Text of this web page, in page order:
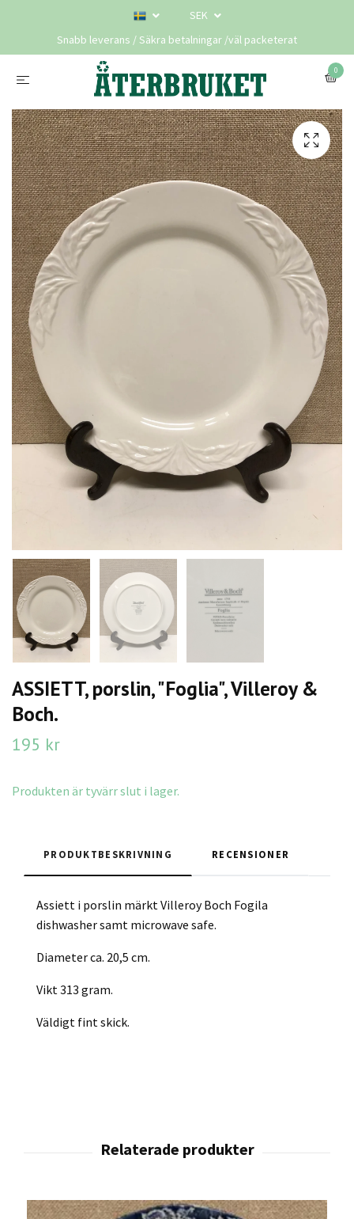
SEK
Snabb leverans / Säkra betalningar /väl packeterat
0
ASSIETT, porslin, "Foglia", Villeroy &
Boch.
195 kr
Produkten är tyvärr slut i lager.
PRODUKTBESKRIVNING RECENSIONER
Assiett i porslin märkt Villeroy Boch Fogila
dishwasher samt microwave safe.
Diameter ca. 20,5 cm.
Vikt 313 gram.
Väldigt fint skick.